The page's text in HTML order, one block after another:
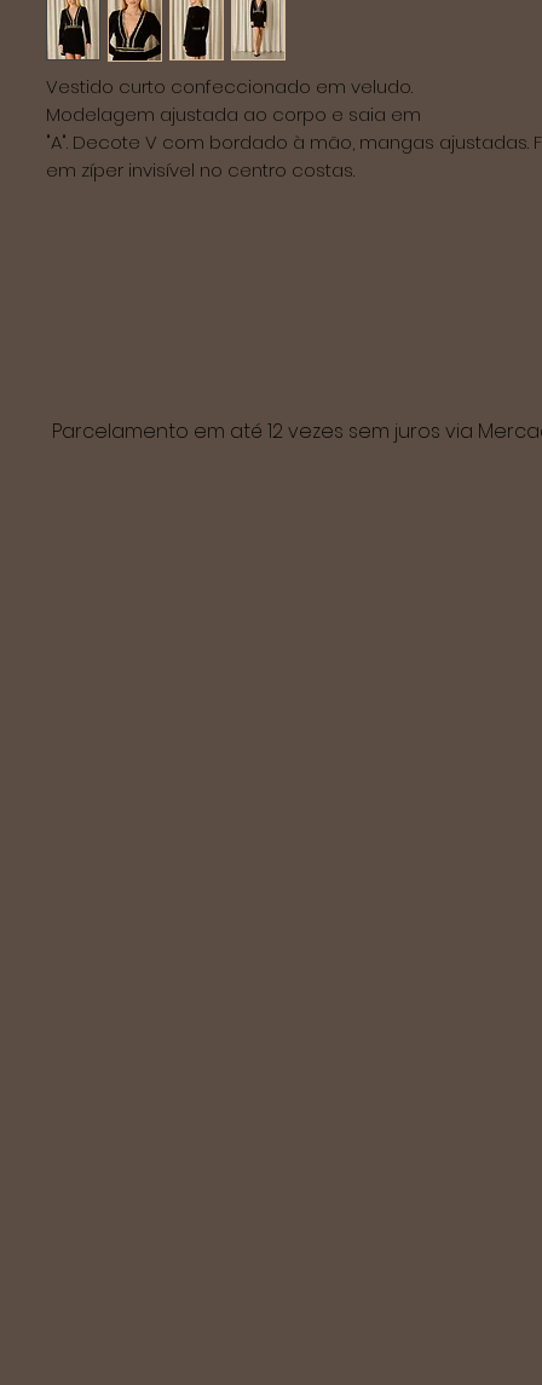
Vestido curto confeccionado em veludo.
Modelagem ajustada ao corpo e saia em
"A". Decote V com bordado à mão, mangas ajustadas.
em zíper invisível no centro costas.
Parcelamento em até 12 vezes sem juros via